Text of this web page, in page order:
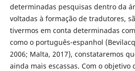
determinadas pesquisas dentro da
voltadas à formação de tradutores,
tivermos em conta determinadas
como o português-espanhol
2006; Malta, 2017), constataremos
ainda mais escassas. Com o objetivo